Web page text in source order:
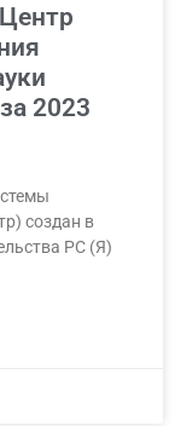
2023
создан в
РС (Я)